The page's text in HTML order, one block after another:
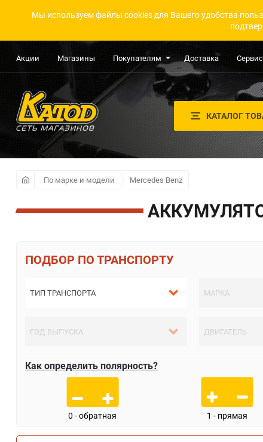
Мы используем файлы cookies для Вашего удобства
Акции Магазины Покупателям Доставка Сервис
КАТАЛОГ
По марке и модели Mercedes Benz
ПО ТРАНСПОРТУ
Как определить полярность?
0 - обратная 1 - прямая